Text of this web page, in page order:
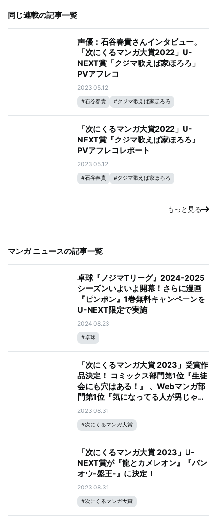
同じ連載の記事一覧
声優：石谷春貴さんインタビュー。
「次にくるマンガ大賞2022」U-
NEXT賞「クジマ歌えば家ほろろ」
PVアフレコ
2023.05.12
#石谷春貴 #クジマ歌えば家ほろろ
「次にくるマンガ大賞2022」U-
NEXT賞『クジマ歌えば家ほろろ』
PVアフレコレポート
2023.05.12
#石谷春貴 #クジマ歌えば家ほろろ
もっと見る
マンガ ニュースの記事一覧
卓球『ノジマTリーグ』2024-2025
シーズンいよいよ開幕！さらに漫画
『ピンポン』1巻無料キャンペーンを
U-NEXT限定で実施
2024.08.23
#卓球
「次にくるマンガ大賞 2023」受賞作
品決定！ コミックス部門第1位『生徒
会にも穴はある！』 、Webマンガ部
門第1位『気になってる人が男じゃな
かった』
2023.08.31
#次にくるマンガ大賞
「次にくるマンガ大賞 2023」U-
NEXT賞が『龍とカメレオン』『バン
オウ-盤王-』に決定！
2023.08.31
#次にくるマンガ大賞